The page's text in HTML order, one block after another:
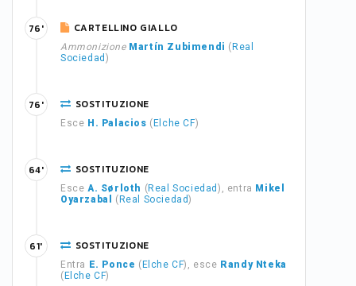
CARTELLINO GIALLO
Ammonizione Martín Zubimendi ( Real
Sociedad )
76'
SOSTITUZIONE
Esce H. Palacios ( Elche CF)
76'
SOSTITUZIONE
Esce A. Sørloth ( Real Sociedad), entra Mikel
Oyarzabal
( Real Sociedad)
64'
SOSTITUZIONE
Entra E. Ponce ( Elche CF), esce Randy Nteka
( Elche CF)
61'